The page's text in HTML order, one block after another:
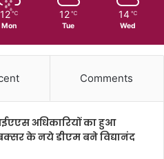
12 ℃
Mon
12 ℃
Tue
14 ℃
Wed
Comments
अधिकारियों का हुआ
के नये डीएम बने विद्यानंद